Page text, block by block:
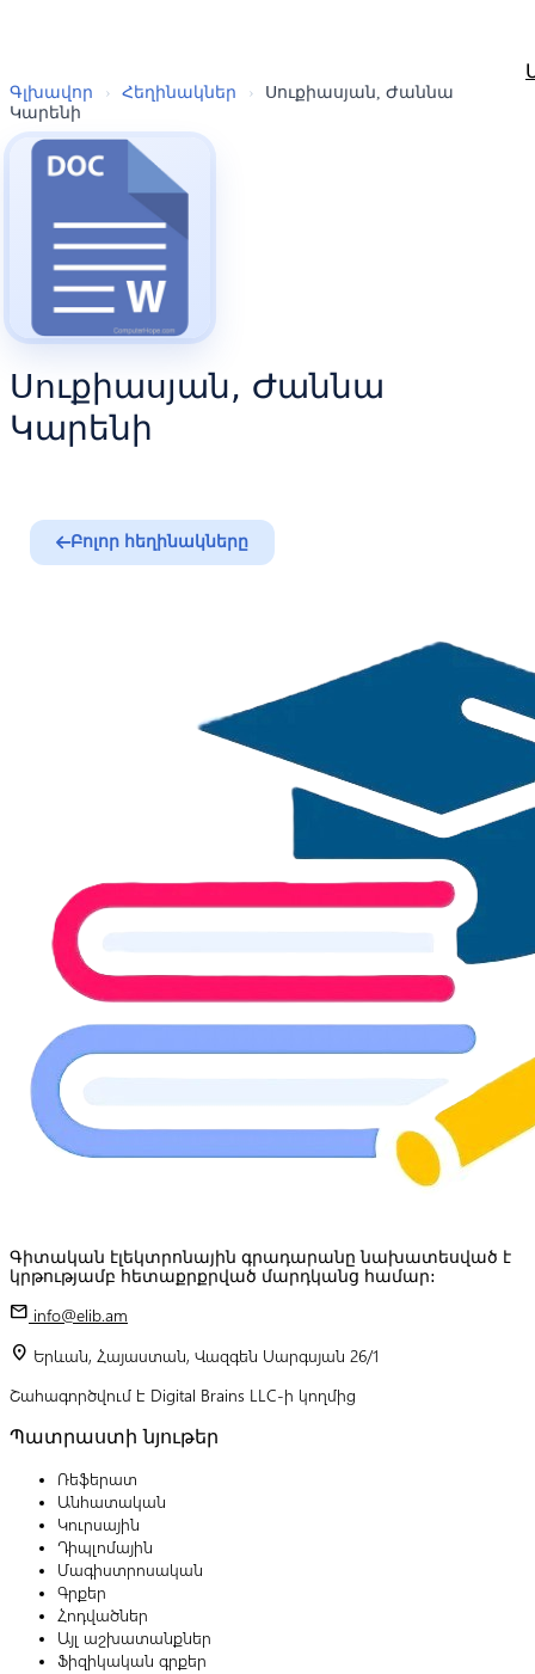
Գլխավոր › Հեղինակներ ›
Սուքիասյան, Ժաննա
Կարենի
Սուքիասյան, Ժաննա
Կարենի
Բոլոր հեղինակները
Գիտական էլեկտրոնային գրադարանը նախատեսված է
կրթությամբ հետաքրքրված մարդկանց համար:
mail info@elib.am
location_on Երևան, Հայաստան, Վազգեն Սարգսյան 26/1
Շահագործվում է Digital Brains LLC-ի կողմից
Պատրաստի նյութեր
Ռեֆերատ
Անհատական
Կուրսային
Դիպլոմային
Մագիստրոսական
Գրքեր
Հոդվածներ
Այլ աշխատանքներ
Ֆիզիկական գրքեր